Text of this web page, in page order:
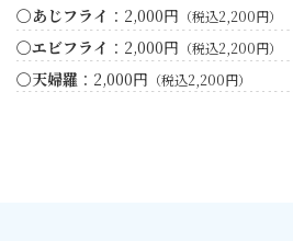
〇あじフライ ：2,000円 （税込2,200円）
〇エビフライ ：2,000円 （税込2,200円）
〇天婦羅 ：2,000円 （税込2,200円）